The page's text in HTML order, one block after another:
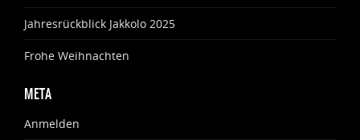
Jahresrückblick Jakkolo 2025
Frohe Weihnachten
META
Anmelden